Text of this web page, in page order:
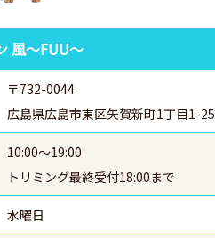
風～FUU～
〒732-0044
広島県広島市東区矢賀新町1丁目1-25
10:00～19:00
トリミング最終受付18:00まで
水曜日